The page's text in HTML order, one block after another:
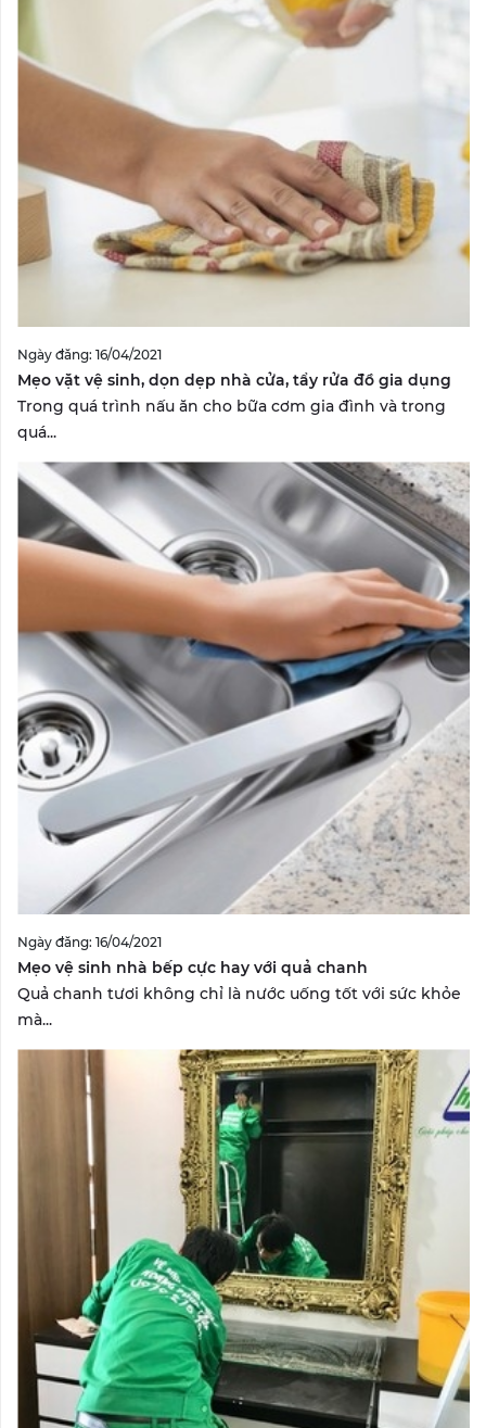
Ngày đăng: 16/04/2021
Mẹo vặt vệ sinh, dọn dẹp nhà cửa, tẩy rửa đồ gia dụng
Trong quá trình nấu ăn cho bữa cơm gia đình và trong
quá...
Ngày đăng: 16/04/2021
Mẹo vệ sinh nhà bếp cực hay với quả chanh
Quả chanh tươi không chỉ là nước uống tốt với sức khỏe
mà...